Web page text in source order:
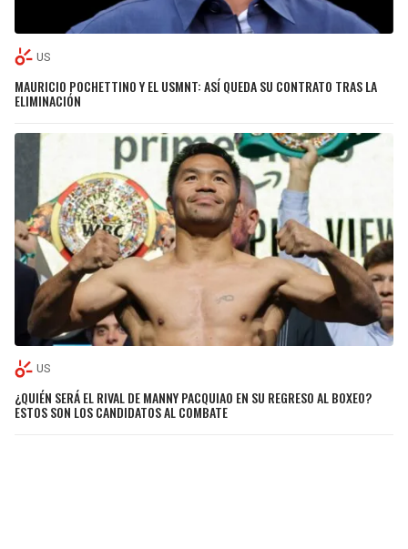
US
MAURICIO POCHETTINO Y EL USMNT: ASÍ QUEDA SU CONTRATO TRAS LA
ELIMINACIÓN
US
¿QUIÉN SERÁ EL RIVAL DE MANNY PACQUIAO EN SU REGRESO AL BOXEO?
ESTOS SON LOS CANDIDATOS AL COMBATE